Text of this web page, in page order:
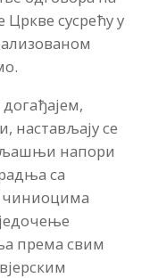
Цркве сусрећу у
настављају се
напори
са
чиниоцима
према свим